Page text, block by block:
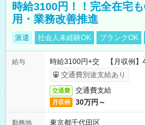
時給3100円！！完全在宅
用・業務改善推進
派遣 社会人未経験OK ブランクOK
給与
時給3100円+交 【月収例】
交通費別途支給あり
交通費 交通費支給
月収例 30万円～
勤務地
東京都千代田区